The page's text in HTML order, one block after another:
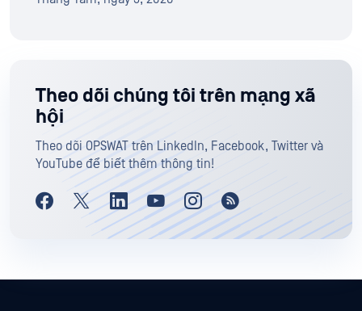
Theo dõi chúng tôi trên mạng xã
hội
Theo dõi OPSWAT trên LinkedIn, Facebook, Twitter và
YouTube để biết thêm thông tin!